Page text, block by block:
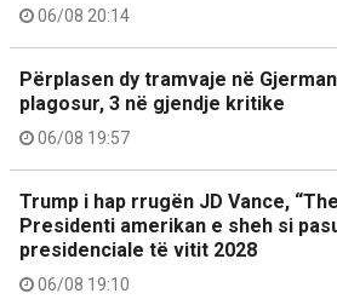
06/08 20:14
Përplasen dy tramvaje në
plagosur, 3 në gjendje kritike
06/08 19:57
Trump i hap rrugën JD Vance,
Presidenti amerikan e sheh si
presidenciale të vitit 2028
06/08 19:10